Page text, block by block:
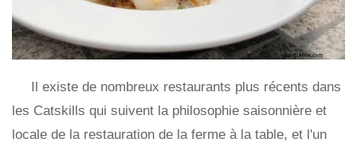
Il existe de nombreux restaurants plus récents dans
les Catskills qui suivent la philosophie saisonnière et
locale de la restauration de la ferme à la table, et l'un